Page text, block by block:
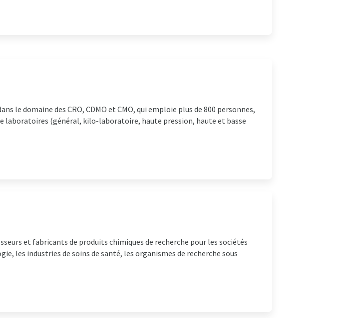
le domaine des CRO, CDMO et CMO, qui emploie plus de 800 personnes,
laboratoires (général, kilo-laboratoire, haute pression, haute et basse
et fabricants de produits chimiques de recherche pour les sociétés
les industries de soins de santé, les organismes de recherche sous